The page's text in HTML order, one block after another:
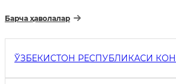
Барча ҳаволалар
ЎЗБЕКИСТОН РЕСПУБЛИКАСИ